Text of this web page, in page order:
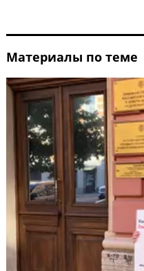
Материалы по теме